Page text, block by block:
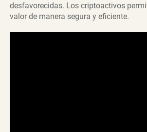
desfavorecidas. Los criptoactivos
valor de manera segura y eficiente.